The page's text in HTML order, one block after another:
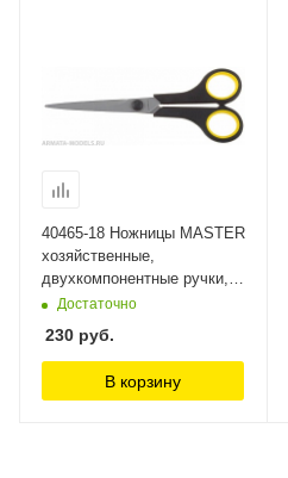
40465-18 Ножницы MASTER
хозяйственные,
двухкомпонентные ручки,
175мм Stayer
Достаточно
230 руб.
В корзину